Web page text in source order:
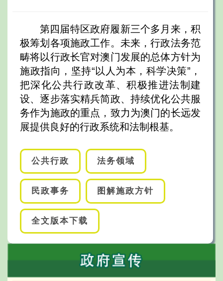
第四届特区政府履新三个多月来，积
极筹划各项施政工作。未来，行政法务范
畴将以行政长官对澳门发展的总体方针为
施政指向，坚持“以人为本，科学决策”，
把深化公共行政改革、积极推进法制建
设、逐步落实精兵简政、持续优化公共服
务作为施政的重点，致力为澳门的长远发
展提供良好的行政系统和法制根基。
公共行政 法务领域
民政事务 图解施政方针
全文版本下载